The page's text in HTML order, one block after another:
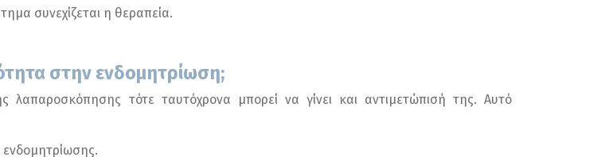
συνεχίζεται η θεραπεία.
στην ενδομητρίωση;
λαπαροσκόπησης τότε ταυτόχρονα μπορεί να γίνει και αντιμετώπισή της. Αυτό